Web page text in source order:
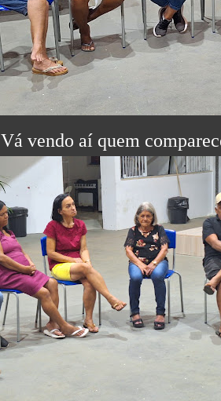
Vá vendo aí quem